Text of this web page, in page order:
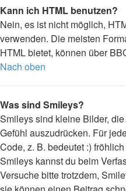
Kann ich HTML benutzen?
Nein, es ist nicht möglich,
verwenden. Die meisten
HTML bietet, können über
Nach oben
Was sind Smileys?
Smileys sind kleine Bilder,
Gefühl auszudrücken. Für
Code, z. B. bedeutet :)
Smileys kannst du beim
Versuche bitte trotzdem,